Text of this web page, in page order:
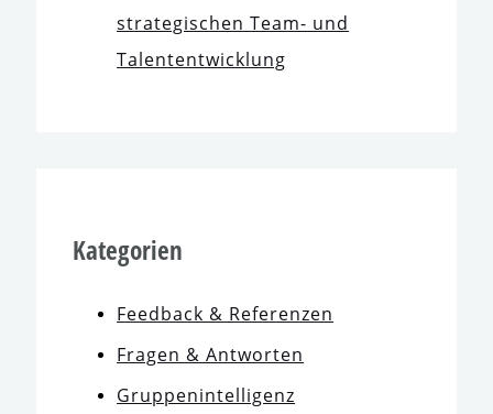
stra­te­gi­schen Team- und
Talententwicklung
Kategorien
Feedback & Referenzen
Fragen & Antworten
Gruppenintelligenz